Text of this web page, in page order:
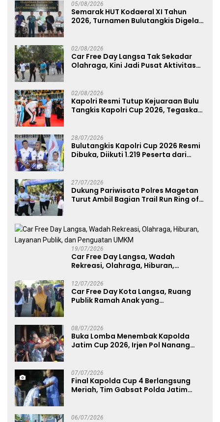
05/08/2026
Semarak HUT Kodaeral XI Tahun
2026, Turnamen Bulutangkis Digelar
02/08/2026
Car Free Day Langsa Tak Sekadar
Olahraga, Kini Jadi Pusat Aktivitas
02/08/2026
Kapolri Resmi Tutup Kejuaraan Bulu
Tangkis Kapolri Cup 2026, Tegaskan
28/07/2026
Bulutangkis Kapolri Cup 2026 Resmi
Dibuka, Diikuti 1.219 Peserta dari
27/07/2026
Dukung Pariwisata Polres Magetan
Turut Ambil Bagian Trail Run Ring of
19/07/2026
Car Free Day Langsa, Wadah
Rekreasi, Olahraga, Hiburan,
UMKM
12/07/2026
Car Free Day Kota Langsa, Ruang
Publik Ramah Anak yang
08/07/2026
Buka Lomba Menembak Kapolda
Jatim Cup 2026, Irjen Pol Nanang
07/07/2026
Final Kapolda Cup 4 Berlangsung
Meriah, Tim Gabsat Polda Jatim
06/07/2026